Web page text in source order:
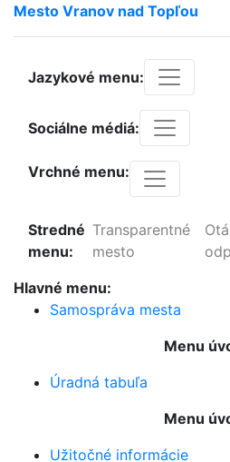
Mesto Vranov nad Topľou
Jazykové menu:
Sociálne médiá:
Vrchné menu:
Stredné
menu:
Transparentné
mesto
Hlavné menu:
Samospráva mesta
Menu
Úradná tabuľa
Menu
Užitočné informácie